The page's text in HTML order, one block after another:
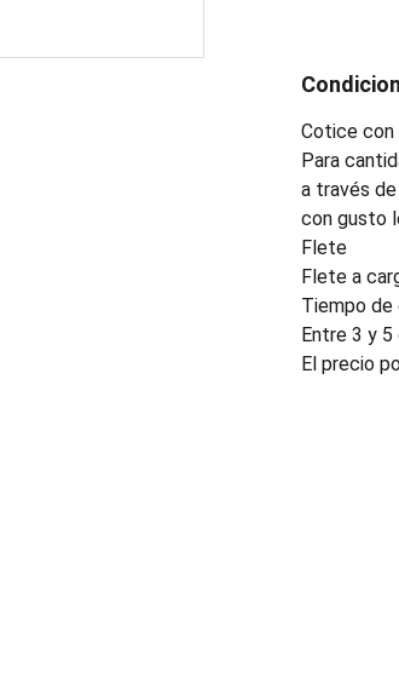
Cotice con
Para
a través
con gusto
Flete
Flete a
Tiempo de
Entre 3 y 5
El precio